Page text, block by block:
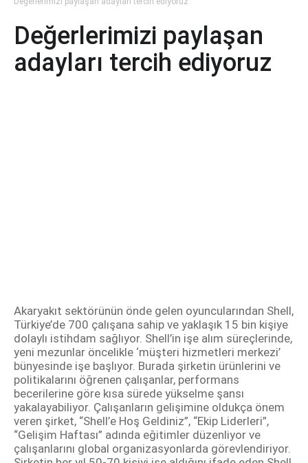
Değerlerimizi paylaşan
adayları tercih ediyoruz
Akaryakıt sektörünün önde gelen oyuncularından Shell,
Türkiye’de 700 çalışana sahip ve yaklaşık 15 bin kişiye
dolaylı istihdam sağlıyor. Shell’in işe alım süreçlerinde,
yeni mezunlar öncelikle ‘müşteri hizmetleri merkezi’
bünyesinde işe başlıyor. Burada şirketin ürünlerini ve
politikalarını öğrenen çalışanlar, performans
becerilerine göre kısa sürede yükselme şansı
yakalayabiliyor. Çalışanların gelişimine oldukça önem
veren şirket, “Shell’e Hoş Geldiniz”, “Ekip Liderleri”,
“Gelişim Haftası” adında eğitimler düzenliyor ve
çalışanlarını global organizasyonlarda görevlendiriyor.